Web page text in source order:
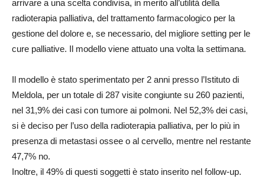
arrivare a una scelta condivisa, in merito all’utilità della
radioterapia palliativa, del trattamento farmacologico per la
gestione del dolore e, se necessario, del migliore setting per le
cure palliative. Il modello viene attuato una volta la settimana.
Il modello è stato sperimentato per 2 anni presso l’Istituto di
Meldola, per un totale di 287 visite congiunte su 260 pazienti,
nel 31,9% dei casi con tumore ai polmoni. Nel 52,3% dei casi,
si è deciso per l’uso della radioterapia palliativa, per lo più in
presenza di metastasi ossee o al cervello, mentre nel restante
47,7% no.
Inoltre, il 49% di questi soggetti è stato inserito nel follow-up.